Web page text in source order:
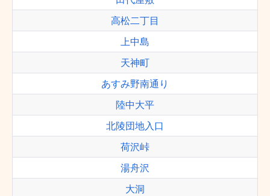
高松二丁目
上中島
天神町
あすみ野南通り
陸中大平
北陵団地入口
荷沢峠
湯舟沢
大洞